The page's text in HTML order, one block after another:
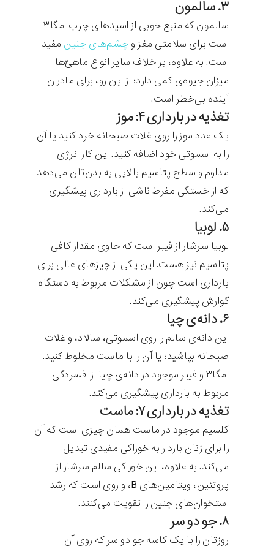
۳. سالمون
سالمون که منبع خوبی از اسیدهای چرب امگا۳
است برای سلامتی مغز و چشم‌های جنین مفید
است. به علاوه، بر خلاف سایر انواع ماهی‌ّها
میزان جیوه‌ی کمی دارد؛ از این رو، برای مادران
آینده بی‌خطر است.
تغذیه در بارداری ۴: موز
یک عدد موز را روی غلات صبحانه خرد کنید یا آن
را به اسموتی خود اضافه کنید. این کار انرژی
مداوم و سطح پتاسیم بالایی به بدن‌تان می‌دهد
که از خستگی مفرط ناشی از بارداری پیشگیری
می‌کند.
۵. لوبیا
لوبیا سرشار از فیبر است که حاوی مقدار کافی
پتاسیم نیز هست. این یکی از چیزهای عالی برای
بارداری است چون از مشکلات مربوط به دستگاه
گوارش پیشگیری می‌کند.
۶. دانه‌ی چیا
این دانه‌ی سالم را روی اسموتی، سالاد، و غلات
صبحانه بپاشید؛ یا آن را با ماست مخلوط کنید.
امگا۳ و فیبر موجود در دانه‌ی چیا از افسردگی
مربوط به بارداری پیشگیری می‌کند.
تغذیه در بارداری ۷: ماست
کلسیم موجود در ماست همان چیزی است که آن
را برای زنان باردار به خوراکی مفیدی تبدیل
می‌کند. به علاوه، این خوراکی سالم سرشار از
پروتئین، ویتامین‌های B، و روی است که رشد
استخوان‌های جنین را تقویت می‌کنند.
۸. جو دو سر
روزتان را با یک کاسه جو دو سر که روی آن